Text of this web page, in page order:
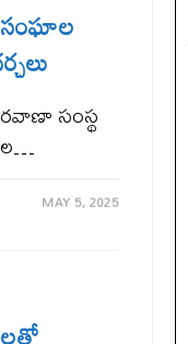
సంఘాల
సంస్థ
MAY 5, 2025